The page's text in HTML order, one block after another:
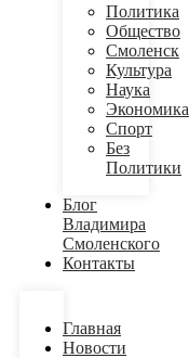
Политика
Общество
Смоленск
Культура
Наука
Экономика
Спорт
Без
Политики
Блог
Владимира
Смоленского
Контакты
Главная
Новости